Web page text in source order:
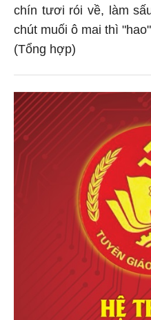
chín tươi rói về, làm
chút muối ô mai thì
(Tổng hợp)